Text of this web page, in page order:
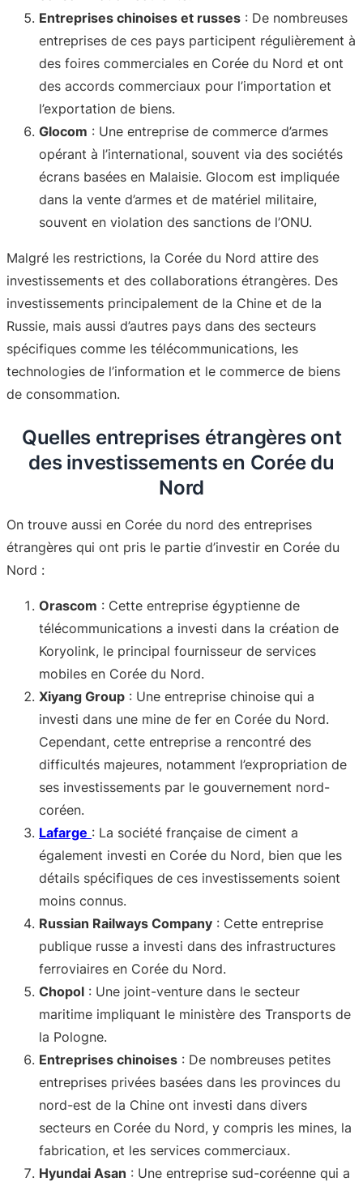
Entreprises chinoises et russes : De nombreuses
entreprises de ces pays participent régulièrement à
des foires commerciales en Corée du Nord et ont
des accords commerciaux pour l’importation et
l’exportation de biens.
Glocom : Une entreprise de commerce d’armes
opérant à l’international, souvent via des sociétés
écrans basées en Malaisie. Glocom est impliquée
dans la vente d’armes et de matériel militaire,
souvent en violation des sanctions de l’ONU.
Malgré les restrictions, la Corée du Nord attire des
investissements et des collaborations étrangères. Des
investissements principalement de la Chine et de la
Russie, mais aussi d’autres pays dans des secteurs
spécifiques comme les télécommunications, les
technologies de l’information et le commerce de biens
de consommation.
Quelles entreprises étrangères ont
des investissements en Corée du
Nord
On trouve aussi en Corée du nord des entreprises
étrangères qui ont pris le partie d’investir en Corée du
Nord :
Orascom : Cette entreprise égyptienne de
télécommunications a investi dans la création de
Koryolink, le principal fournisseur de services
mobiles en Corée du Nord.
Xiyang Group : Une entreprise chinoise qui a
investi dans une mine de fer en Corée du Nord.
Cependant, cette entreprise a rencontré des
difficultés majeures, notamment l’expropriation de
ses investissements par le gouvernement nord-
coréen.
Lafarge : La société française de ciment a
également investi en Corée du Nord, bien que les
détails spécifiques de ces investissements soient
moins connus.
Russian Railways Company : Cette entreprise
publique russe a investi dans des infrastructures
ferroviaires en Corée du Nord.
Chopol : Une joint-venture dans le secteur
maritime impliquant le ministère des Transports de
la Pologne.
Entreprises chinoises : De nombreuses petites
entreprises privées basées dans les provinces du
nord-est de la Chine ont investi dans divers
secteurs en Corée du Nord, y compris les mines, la
fabrication, et les services commerciaux.
Hyundai Asan : Une entreprise sud-coréenne qui a